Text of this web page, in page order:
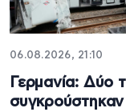
06.08.2026, 21:10
Γερμανία: Δύο